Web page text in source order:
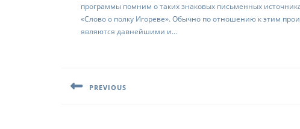
программы помним о таких знаковых письменных
«Слово о полку Игореве». Обычно по отношению к этим
являются давнейшими и...
по
PREVIOUS